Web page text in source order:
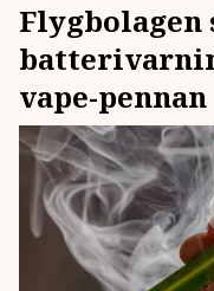
Flygbolagen
vape-pennan